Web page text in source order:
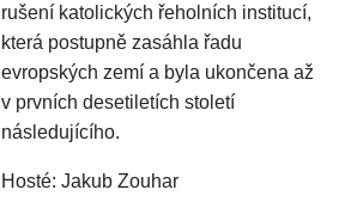
rušení katolických řeholních institucí,
která postupně zasáhla řadu
evropských zemí a byla ukončena až
v prvních desetiletích století
následujícího.
Hosté: Jakub Zouhar